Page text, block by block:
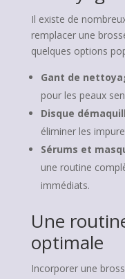
Il existe de
remplacer une
quelques options
Gant de
pour les peaux
Disque
éliminer les
Sérums et
une routine
immédiats.
Une
optimale
Incorporer une